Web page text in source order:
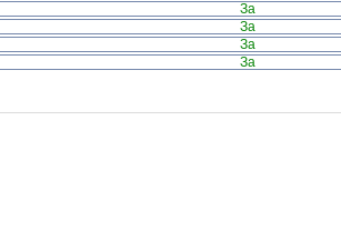
За
За
За
За